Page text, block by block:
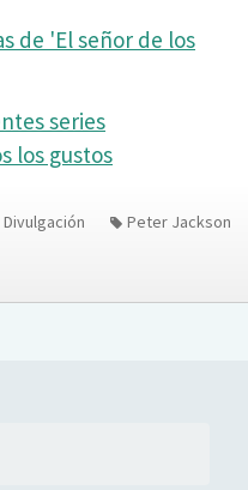
de 'El señor de los
series
los gustos
Divulgación Peter Jackson